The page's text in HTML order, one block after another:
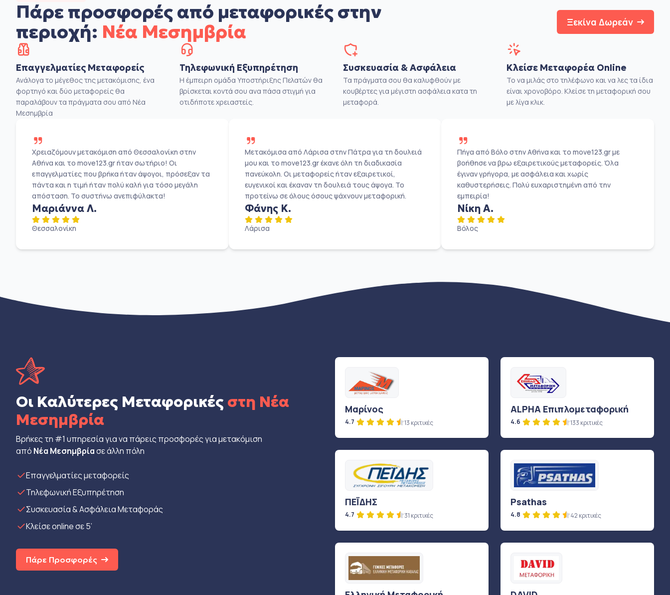
Πάρε προσφορές από μεταφορικές στην
περιοχή: Νέα Μεσημβρία Ξεκίνα Δωρεάν
Επαγγελματίες Μεταφορείς
Ανάλογα το μέγεθος της μετακόμισης, ένα
φορτηγό και δύο μεταφορείς θα
παραλάβουν τα πράγματα σου από Νέα
Μεσημβρία
Τηλεφωνική Εξυπηρέτηση
Η έμπειρη ομάδα Υποστήριξης Πελατών θα
βρίσκεται κοντά σου ανα πάσα στιγμή για
οτιδήποτε χρειαστείς.
Συσκευασία & Ασφάλεια
Τα πράγματα σου θα καλυφθούν με
κουβέρτες για μέγιστη ασφάλεια κατα τη
μεταφορά.
Κλείσε Μεταφορέα Online
Το να μιλάς στο τηλέφωνο και να λες τα ίδια
είναι χρονοβόρο. Κλείσε τη μεταφορική σου
με λίγα κλικ.
Χρειαζόμουν μετακόμιση από Θεσσαλονίκη στην
Αθήνα και το move123.gr ήταν σωτήριο! Οι
επαγγελματίες που βρήκα ήταν άψογοι, πρόσεξαν τα
πάντα και η τιμή ήταν πολύ καλή για τόσο μεγάλη
απόσταση. Το συστήνω ανεπιφύλακτα!
Μαριάννα Λ.
Θεσσαλονίκη
Μετακόμισα από Λάρισα στην Πάτρα για τη δουλειά
μου και το move123.gr έκανε όλη τη διαδικασία
πανεύκολη. Οι μεταφορείς ήταν εξαιρετικοί,
ευγενικοί και έκαναν τη δουλειά τους άψογα. Το
προτείνω σε όλους όσους ψάχνουν μεταφορική.
Φάνης Κ.
Λάρισα
Πήγα από Βόλο στην Αθήνα και το move123.gr με
βοήθησε να βρω εξαιρετικούς μεταφορείς. Όλα
έγιναν γρήγορα, με ασφάλεια και χωρίς
καθυστερήσεις. Πολύ ευχαριστημένη από την
εμπειρία!
Νίκη Α.
Βόλος
Οι Καλύτερες Μεταφορικές στη Νέα
Μεσημβρία
Βρήκες τη #1 υπηρεσία για να πάρεις προσφορές για μετακόμιση
από Νέα Μεσημβρίασε άλλη πόλη
Eπαγγελματίες μεταφορείς
Τηλεφωνική Εξυπηρέτηση
Συσκευασία & Ασφάλεια Μεταφοράς
Κλείσε online σε 5’
Πάρε Προσφορές
Μαρίνος
4.7 13 κριτικές
ALPHA Επιπλομεταφορική
4.6 133 κριτικές
ΠΕΪΔΗΣ
4.7 31 κριτικές
Psathas
4.8 42 κριτικές